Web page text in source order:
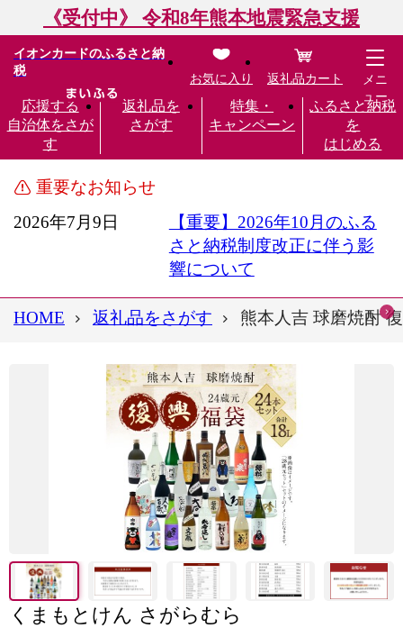
《受付中》 令和8年熊本地震緊急支援
イオンカードのふるさと納
税
応援する
自治体をさが
す
返礼品を
さがす
特集・
キャンペーン
ふるさと納税
を
はじめる
お気に入り 返礼品カート
メニ
ュー
重要なお知らせ
2026年7月9日
【重要】2026年10月のふる
さと納税制度改正に伴う影
響について
HOME 返礼品をさがす 熊本人吉 球磨焼酎
くまもとけん さがらむら